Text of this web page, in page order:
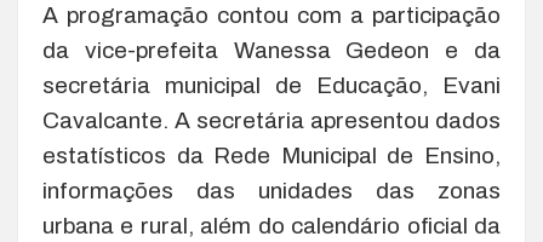
A programação contou com a participação
da vice-prefeita Wanessa Gedeon e da
secretária municipal de Educação, Evani
Cavalcante. A secretária apresentou dados
estatísticos da Rede Municipal de Ensino,
informações das unidades das zonas
urbana e rural, além do calendário oficial da